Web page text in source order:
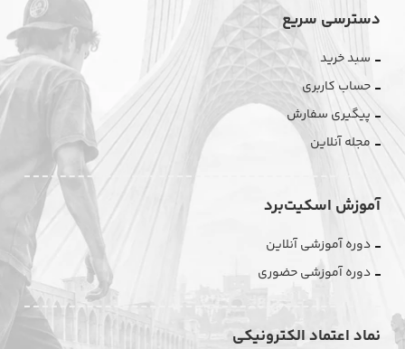
دسترسی سریع
سبد خرید
حساب کاربری
پیگیری سفارش
مجله آنلاین
آموزش اسکیت‌برد
دوره آموزشی آنلاین
دوره آموزشی حضوری
نماد اعتماد الکترونیکی